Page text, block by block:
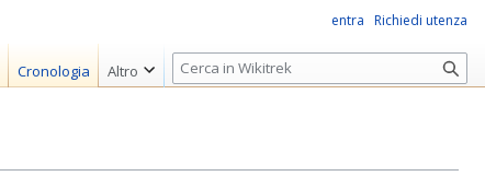
entra Richiedi utenza
Cronologia Altro
R
i
r